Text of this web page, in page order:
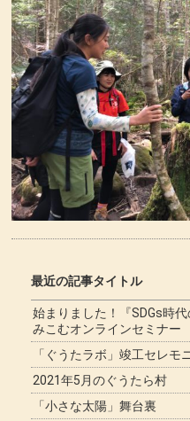
最近の記事タイトル
始まりました！『SDGs時
みこむオンラインセミナー
「ぐうたラボ」竣工セレ
2021年5月のぐうたら村
「小さな太陽」舞台裏